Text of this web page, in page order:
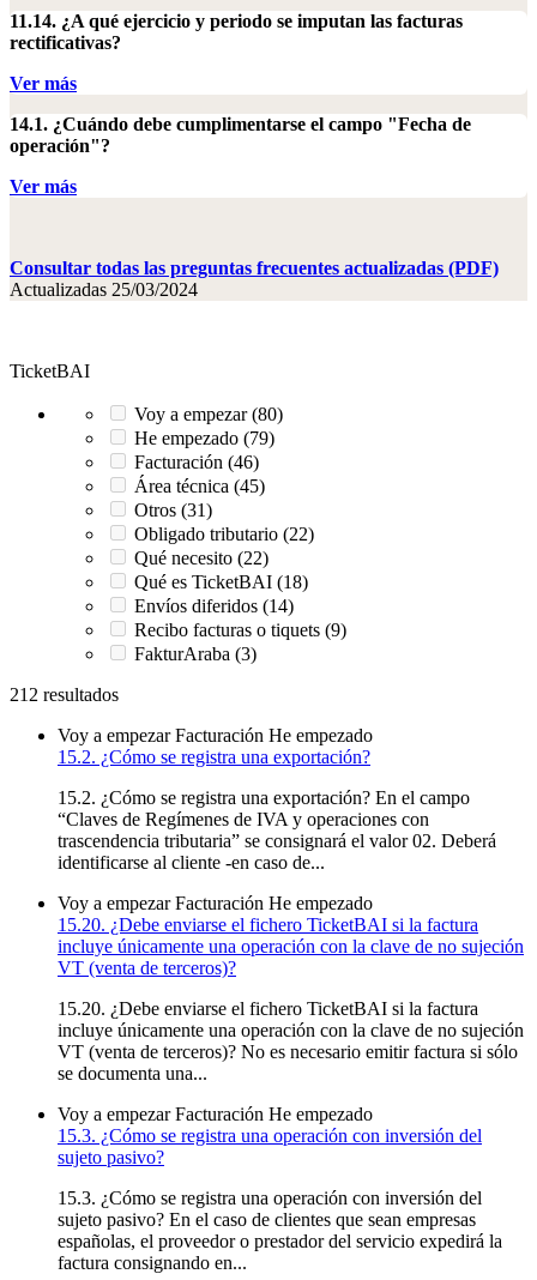
11.14. ¿A qué ejercicio y periodo se imputan las facturas
rectificativas?
Ver más
14.1. ¿Cuándo debe cumplimentarse el campo "Fecha de
operación"?
Ver más
Consultar todas las preguntas frecuentes actualizadas (PDF)
Actualizadas 25/03/2024
TicketBAI
Voy a empezar (80)
He empezado (79)
Facturación (46)
Área técnica (45)
Otros (31)
Obligado tributario (22)
Qué necesito (22)
Qué es TicketBAI (18)
Envíos diferidos (14)
Recibo facturas o tiquets (9)
FakturAraba (3)
212 resultados
Voy a empezar Facturación He empezado
15.2. ¿Cómo se registra una exportación?
15.2. ¿Cómo se registra una exportación? En el campo
“Claves de Regímenes de IVA y operaciones con
trascendencia tributaria” se consignará el valor 02. Deberá
identificarse al cliente -en caso de...
Voy a empezar Facturación He empezado
15.20. ¿Debe enviarse el fichero TicketBAI si la factura
incluye únicamente una operación con la clave de no sujeción
VT (venta de terceros)?
15.20. ¿Debe enviarse el fichero TicketBAI si la factura
incluye únicamente una operación con la clave de no sujeción
VT (venta de terceros)? No es necesario emitir factura si sólo
se documenta una...
Voy a empezar Facturación He empezado
15.3. ¿Cómo se registra una operación con inversión del
sujeto pasivo?
15.3. ¿Cómo se registra una operación con inversión del
sujeto pasivo? En el caso de clientes que sean empresas
españolas, el proveedor o prestador del servicio expedirá la
factura consignando en...